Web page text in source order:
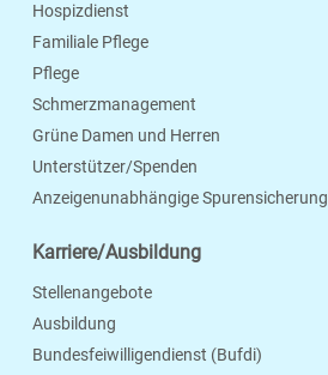
Hospizdienst
Familiale Pflege
Pflege
Schmerzmanagement
Grüne Damen und Herren
Unterstützer/Spenden
Anzeigenunabhängige Spurensicherung
Karriere/Ausbildung
Stellenangebote
Ausbildung
Bundesfeiwilligendienst (Bufdi)